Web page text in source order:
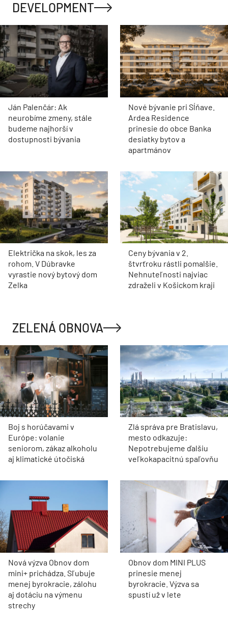
DEVELOPMENT
Ján Palenčár: Ak
neurobíme zmeny, stále
budeme najhorší v
dostupnosti bývania
Nové bývanie pri Sĺňave.
Ardea Residence
prinesie do obce Banka
desiatky bytov a
apartmánov
Električka na skok, les za
rohom. V Dúbravke
vyrastie nový bytový dom
Zelka
Ceny bývania v 2.
štvrťroku rástli pomalšie.
Nehnuteľnosti najviac
zdraželi v Košickom kraji
ZELENÁ OBNOVA
Boj s horúčavami v
Európe: volanie
seniorom, zákaz alkoholu
aj klimatické útočiská
Zlá správa pre Bratislavu,
mesto odkazuje:
Nepotrebujeme ďalšiu
veľkokapacitnú spaľovňu
Nová výzva Obnov dom
mini+ prichádza. Sľubuje
menej byrokracie, zálohu
aj dotáciu na výmenu
strechy
Obnov dom MINI PLUS
prinesie menej
byrokracie. Výzva sa
spustí už v lete